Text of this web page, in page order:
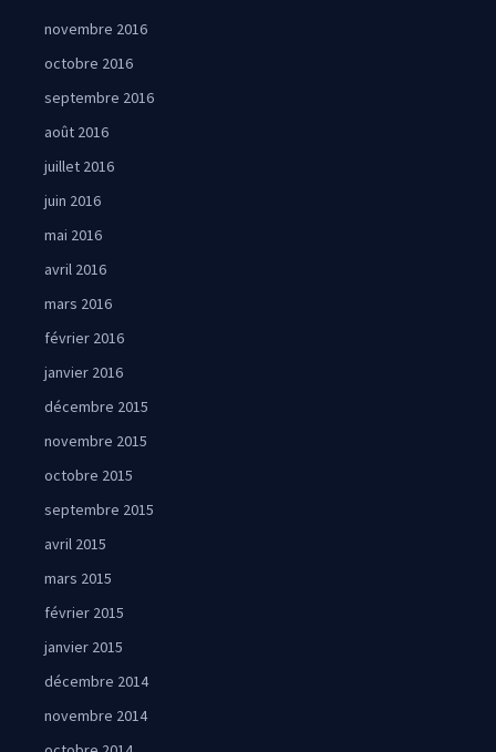
novembre 2016
octobre 2016
septembre 2016
août 2016
juillet 2016
juin 2016
mai 2016
avril 2016
mars 2016
février 2016
janvier 2016
décembre 2015
novembre 2015
octobre 2015
septembre 2015
avril 2015
mars 2015
février 2015
janvier 2015
décembre 2014
novembre 2014